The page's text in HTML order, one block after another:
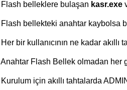
Flash belleklere bulaşan kasr.exe
Flash bellekteki anahtar kaybolsa
Her bir kullanıcının ne kadar akıllı
Anahtar Flash Bellek olmadan her
Kurulum için akıllı tahtalarda